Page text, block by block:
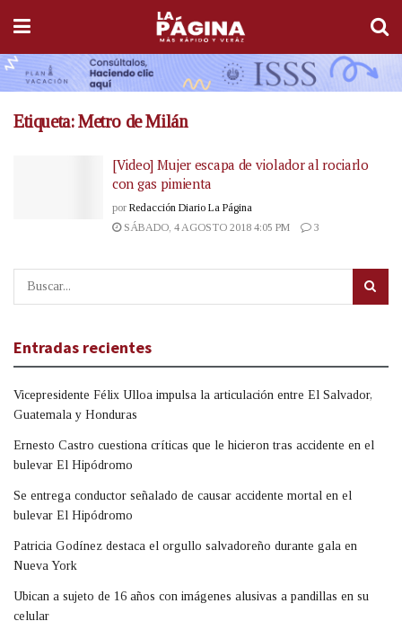
Etiqueta:Metro de Milán
[Video] Mujer escapa de violador al rociarlo
con gas pimienta
por Redacción Diario La Página
SÁBADO, 4 AGOSTO 2018 4:05 PM
3
Entradas recientes
Vicepresidente Félix Ulloa impulsa la articulación entre El Salvador,
Guatemala y Honduras
Ernesto Castro cuestiona críticas que le hicieron tras accidente en el
bulevar El Hipódromo
Se entrega conductor señalado de causar accidente mortal en el
bulevar El Hipódromo
Patricia Godínez destaca el orgullo salvadoreño durante gala en
Nueva York
Ubican a sujeto de 16 años con imágenes alusivas a pandillas en su
celular